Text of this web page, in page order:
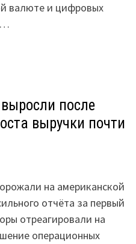
валюте и цифровых
…
после
выручки почти
на американской
отчёта за первый
отреагировали на
операционных